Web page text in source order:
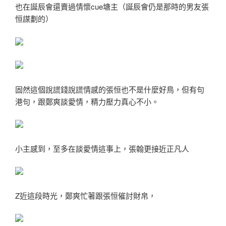
也在誕辰會還賣過情懷cue塘主（誕辰會仍是那時的男友張
恒謀劃的）
固然這個說謊錢說謊情感的張恒也不是什麼好鳥，但有句
港句，跟鄭爽談愛情，精力壓力真心不小。
小主感到，至多在談愛情這事上，張翰更接近正凡人
Z近這段時光，鄭爽忙著跟張恒催討財帛，